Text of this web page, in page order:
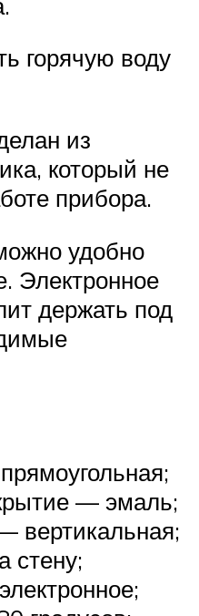
горячую воду
из
который не
прибора.
удобно
Электронное
держать под
— эмаль;
вертикальная;
стену;